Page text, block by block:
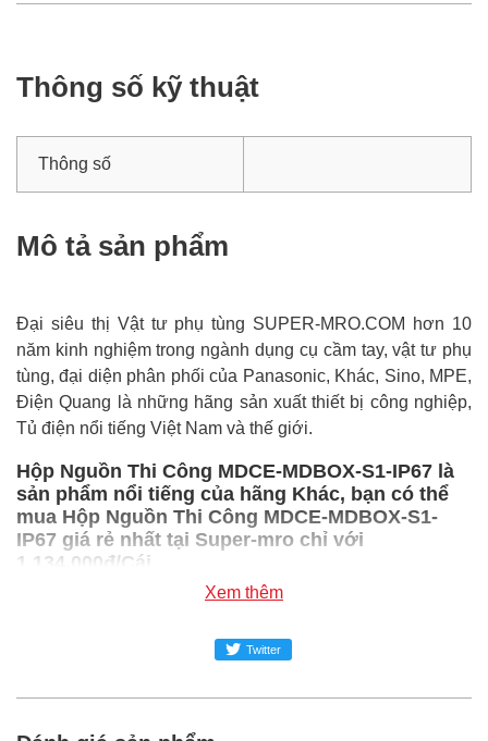
Thông số kỹ thuật
Thông số
Mô tả sản phẩm
Đại siêu thị Vật tư phụ tùng SUPER-MRO.COM hơn 10
năm kinh nghiệm trong ngành dụng cụ cầm tay, vật tư phụ
tùng, đại diện phân phối của Panasonic, Khác, Sino, MPE,
Điện Quang là những hãng sản xuất thiết bị công nghiệp,
Tủ điện nổi tiếng Việt Nam và thế giới.
Hộp Nguồn Thi Công MDCE-MDBOX-S1-IP67 là
sản phẩm nổi tiếng của hãng Khác, bạn có thể
mua Hộp Nguồn Thi Công MDCE-MDBOX-S1-
IP67 giá rẻ nhất tại Super-mro chỉ với
1,134,000đ/Cái
SUPER-MRO.COM cam kết:
Hộp Nguồn Thi Công MDCE-MDBOX-S1-IP67
Xem thêm
Twitter